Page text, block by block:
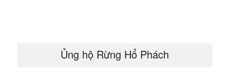
Ủng hộ Rừng Hổ Phách